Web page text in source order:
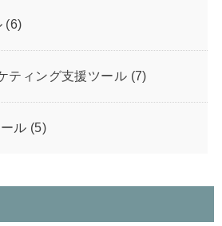
(6)
ティング支援ツール (7)
ル (5)